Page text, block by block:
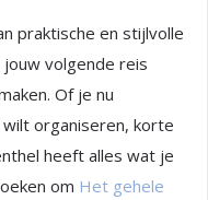
praktische en stijlvolle
volgende reis
Of je nu
organiseren, korte
heeft alles wat je
om Het gehele